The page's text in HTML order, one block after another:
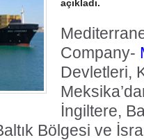
açıkladı.
Company-
Devletleri,
İngiltere,
Bölgesi ve